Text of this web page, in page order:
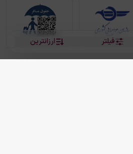
ارزانترین فیلتر
بلیط چارتربلیط هواپیما تهران استانبولرزرو هتل